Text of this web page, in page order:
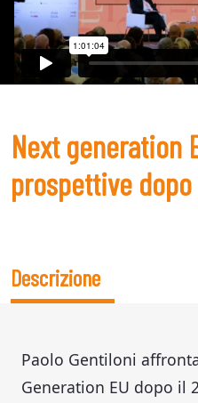
Next generation
prospettive
Descrizione
Paolo Gentiloni
Generation EU dopo il